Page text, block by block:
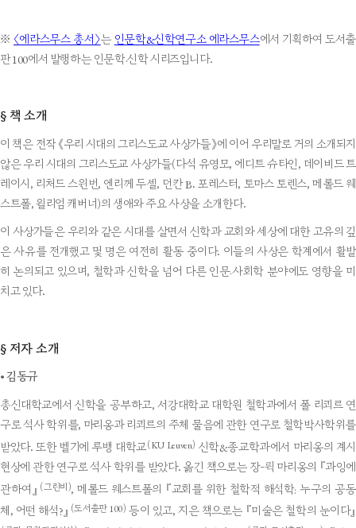
※ 〈에라스무스 총서〉는 인문학&신학연구소 에라스무스에서 기획하여 도서출
판 100에서 발행하는 인문학·신학 시리즈입니다.
§책 소개
이 책은 전작 《우리 시대의 그리스도교 사상가들》에 이어 우리말로 거의 소개되지
않은 우리 시대의 그리스도교 사상가들(다석 유영모, 에디트 슈타인, 데이비드 트
레이시, 리처드 스윈번, 엔리께 두셀, 던칸 B. 포레스터, 토마스 토렌스, 메롤드 웨
스트폴, 윌리엄 캐버너)의 생애와 주요 사상을 소개한다.
이 사상가들은 우리와 같은 시대를 살면서 신학과 교회와 세상에 대한 고유의 깊
은 사유를 전개했고 몇 명은 여전히 활동 중이다. 이들의 사상은 학계에서 활발
히 논의되고 있으며, 철학과 신학을 넘어 다른 인문·사회학 분야에도 영향을 미
치고 있다.
§저자 소개
•김동규
총신대학교에서 신학을 공부하고, 서강대학교 대학원 철학과에서 폴 리쾨르 연
구로 석사 학위를, 마리옹과 리쾨르의 주체 물음에 관한 연구로 철학박사학위를
받았다. 또한 벨기에 루뱅 대학교(KU Leuven) 신학&종교학과에서 마리옹의 계시
현상에 관한 연구로 석사 학위를 받았다. 옮긴 책으로는 장-뤽 마리옹의 『과잉에
관하여』 (그린비), 메롤드 웨스트폴의 『교회를 위한 철학적 해석학: 누구의 공동
체, 어떤 해석?』 (도서출판 100) 등이 있고, 지은 책으로는 『미술은 철학의 눈이다』